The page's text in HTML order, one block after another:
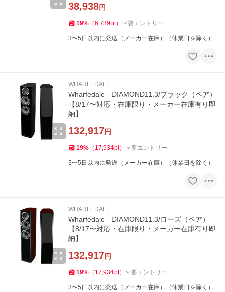
38,938円
19% （6,739pt） 要エントリー
3〜5日以内に発送（メーカー在庫）（休業日を除く）
WHARFEDALE
Wharfedale - DIAMOND11.3/ブラック（ペア）
【8/17〜対応・在庫限り・メーカー在庫有り即
納】
132,917円
19% （ 17,934pt） 要エントリー
3〜5日以内に発送（メーカー在庫）（休業日を除く）
WHARFEDALE
Wharfedale - DIAMOND11.3/ローズ（ペア）
【8/17〜対応・在庫限り・メーカー在庫有り即
納】
132,917円
19% （ 17,934pt） 要エントリー
3〜5日以内に発送（メーカー在庫）（休業日を除く）